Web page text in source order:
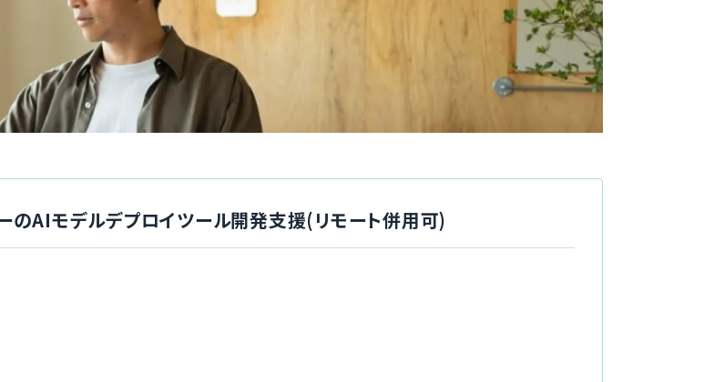
のAIモデルデプロイツール開発支援(リモート併用可)